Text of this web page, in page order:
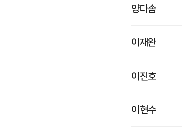
양다솜
이재완
이진호
이현수